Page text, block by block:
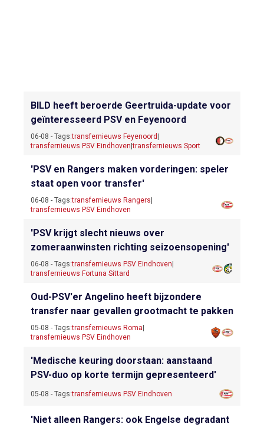
BILD heeft beroerde Geertruida-update voor
geïnteresseerd PSV en Feyenoord
06-08 - Tags:transfernieuws Feyenoord
transfernieuws PSV Eindhoven |transfernieuws Sport
'PSV en Rangers maken vorderingen: speler
staat open voor transfer'
06-08 - Tags:transfernieuws Rangers
transfernieuws PSV Eindhoven
'PSV krijgt slecht nieuws over
zomeraanwinsten richting seizoensopening'
06-08 - Tags:transfernieuws PSV Eindhoven
transfernieuws Fortuna Sittard
Oud-PSV'er Angelino heeft bijzondere
transfer naar gevallen grootmacht te pakken
05-08 - Tags:transfernieuws Roma
transfernieuws PSV Eindhoven
'Medische keuring doorstaan: aanstaand
PSV-duo op korte termijn gepresenteerd'
05-08 - Tags:transfernieuws PSV Eindhoven
'Niet alleen Rangers: ook Engelse degradant